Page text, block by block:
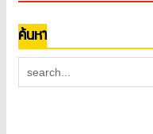
ค้นหา